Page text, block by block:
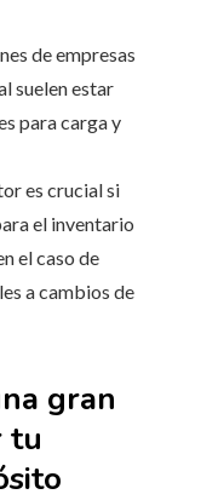
de empresas
suelen estar
para carga y
es crucial si
el inventario
el caso de
a cambios de
gran
tu